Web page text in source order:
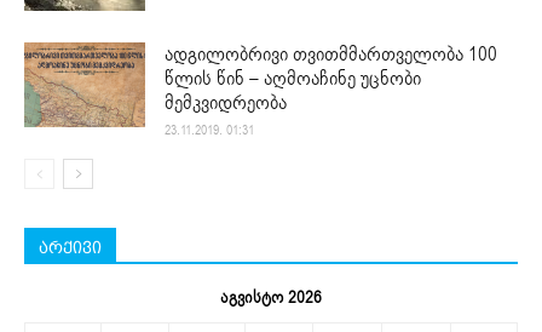
ადგილობრივი თვითმმართველობა 100
წლის წინ – აღმოაჩინე უცნობი
მემკვიდრეობა
23.11.2019. 01:31
არქივი
აგვისტო 2026